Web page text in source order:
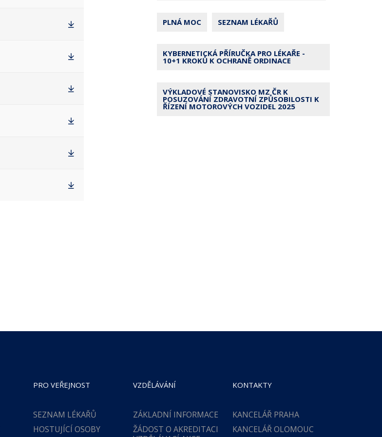
PLNÁ MOC SEZNAM LÉKAŘŮ
KYBERNETICKÁ PŘÍRUČKA PRO LÉKAŘE -
10+1 KROKŮ K OCHRANĚ ORDINACE
VÝKLADOVÉ STANOVISKO MZ ČR K
POSUZOVÁNÍ ZDRAVOTNÍ ZPŮSOBILOSTI K
ŘÍZENÍ MOTOROVÝCH VOZIDEL 2025
PRO VEŘEJNOST
SEZNAM LÉKAŘŮ
HOSTUJÍCÍ OSOBY
VZDĚLÁVÁNÍ
ZÁKLADNÍ INFORMACE
ŽÁDOST O AKREDITACI
KONTAKTY
KANCELÁŘ PRAHA
KANCELÁŘ OLOMOUC